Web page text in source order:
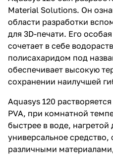
Material Solutions. Он
области разработки
для 3D-печати. Его
сочетает в себе
полисахаридом под
обеспечивает высокую
сохранении наилучшей
Aquasys 120
PVA, при комнатной
быстрее в воде, нагретой
универсальное средство,
различными